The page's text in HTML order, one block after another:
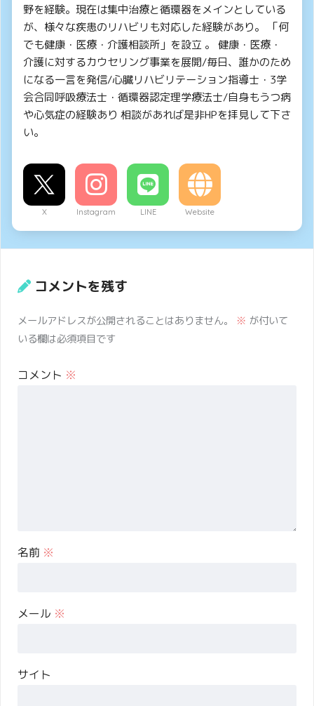
野を経験。現在は集中治療と循環器をメインとしている
が、様々な疾患のリハビリも対応した経験があり。 「何
でも健康・医療・介護相談所」を設立 。 健康・医療・
介護に対するカウセリング事業を展開/毎日、誰かのため
になる一言を発信/心臓リハビリテーション指導士・3学
会合同呼吸療法士・循環器認定理学療法士/自身もうつ病
や心気症の経験あり 相談があれば是非HPを拝見して下さ
い。
X Instagram LINE Website
コメントを残す
メールアドレスが公開されることはありません。 ※ が付いて
いる欄は必須項目です
コメント ※
名前 ※
メール ※
サイト